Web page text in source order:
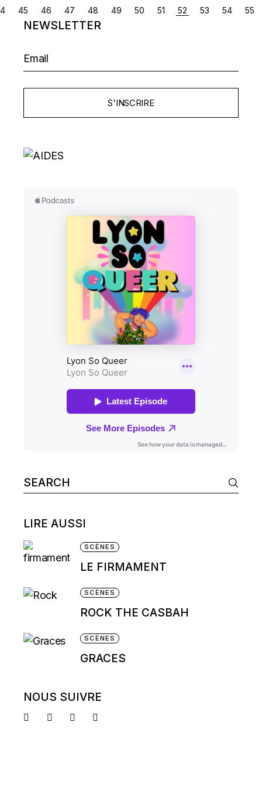
NAVIGATION
DES
ARTICLES
45 46 47 48 49 50 51 52 53 54 55
NEWSLETTER
S'INSCRIRE
Search
for:
LIRE AUSSI
SCÈNES
LE FIRMAMENT
SCÈNES
ROCK THE CASBAH
SCÈNES
GRACES
NOUS SUIVRE